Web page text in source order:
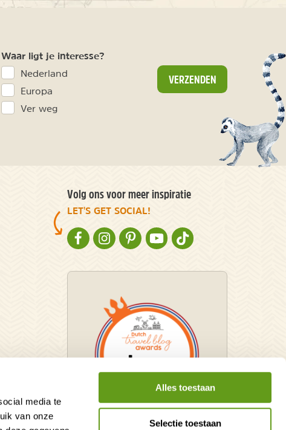
media te
van onze
Alles toestaan
Selectie toestaan
Waar ligt je interesse?
Nederland
Europa
Ver weg
VERZENDEN
Volg ons voor meer inspiratie
LET'S GET SOCIAL!
NATURESCANNER OP FACEBOOK
NATURESCANNER OP INSTAGRAM
NATURESCANNER OP PINTEREST
NATURESCANNER OP YOUTUBE
NATURESCANNER OP